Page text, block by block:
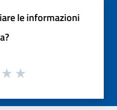
le informazioni